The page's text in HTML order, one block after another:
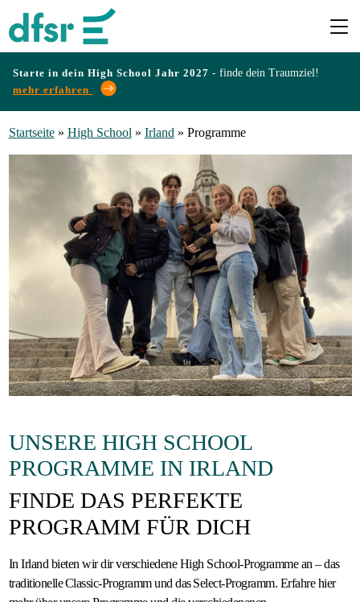
Starte in dein High School Jahr 2027 - finde dein Traumziel!
mehr erfahren
Programme
Infos
Erfahrungen
Preise
Gastfamilie
Startseite» High School» Irland» Programme
UNSERE HIGH SCHOOL
PROGRAMME IN IRLAND
FINDE DAS PERFEKTE
PROGRAMM FÜR DICH
In Irland bieten wir dir verschiedene High School-Programme an – das
traditionelle Classic-Programm und das Select-Programm. Erfahre hier